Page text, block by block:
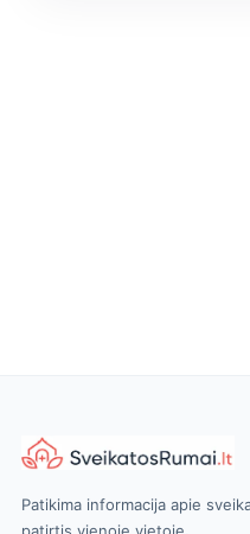
Patikima informacija apie